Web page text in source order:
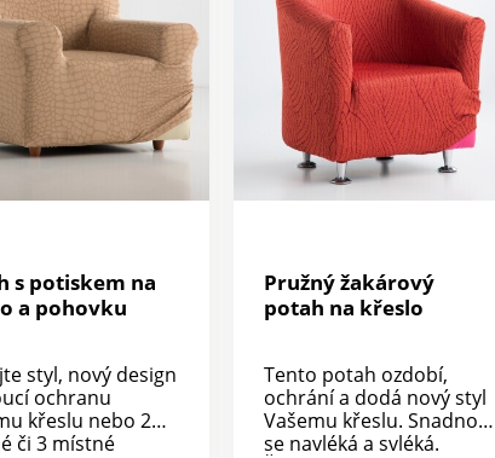
s potiskem na
a pohovku
styl, nový design
ochranu
křeslu nebo 2
či 3 místné
Pružný žakárový
potah na křeslo
Tento potah ozdobí,
ochrání a dodá nový styl
Vašemu křeslu. Snadno
se navléká a svléká.